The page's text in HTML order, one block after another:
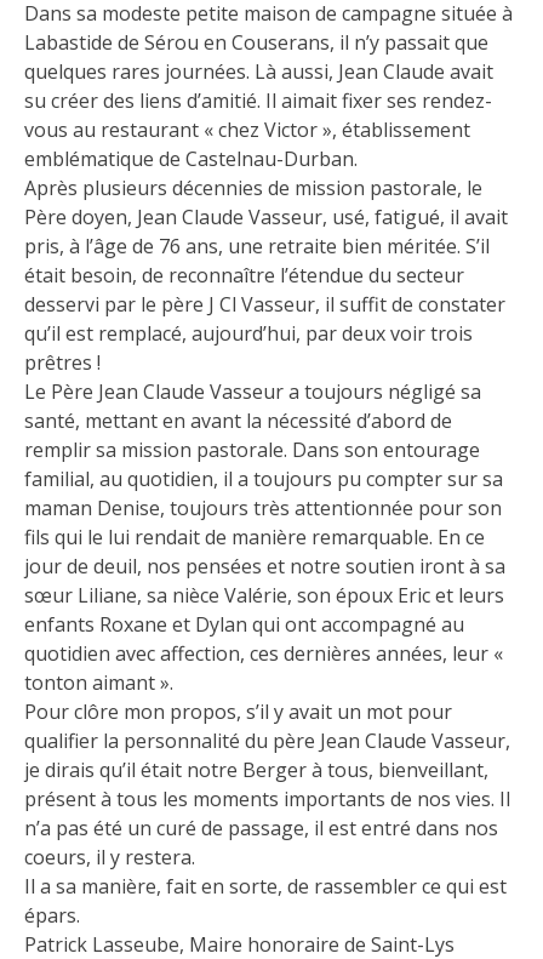
Dans sa modeste petite maison de campagne située à
Labastide de Sérou en Couserans, il n’y passait que
quelques rares journées. Là aussi, Jean Claude avait
su créer des liens d’amitié. Il aimait fixer ses rendez-
vous au restaurant « chez Victor », établissement
emblématique de Castelnau-Durban.
Après plusieurs décennies de mission pastorale, le
Père doyen, Jean Claude Vasseur, usé, fatigué, il avait
pris, à l’âge de 76 ans, une retraite bien méritée. S’il
était besoin, de reconnaître l’étendue du secteur
desservi par le père J Cl Vasseur, il suffit de constater
qu’il est remplacé, aujourd’hui, par deux voir trois
prêtres !
Le Père Jean Claude Vasseur a toujours négligé sa
santé, mettant en avant la nécessité d’abord de
remplir sa mission pastorale. Dans son entourage
familial, au quotidien, il a toujours pu compter sur sa
maman Denise, toujours très attentionnée pour son
fils qui le lui rendait de manière remarquable. En ce
jour de deuil, nos pensées et notre soutien iront à sa
sœur Liliane, sa nièce Valérie, son époux Eric et leurs
enfants Roxane et Dylan qui ont accompagné au
quotidien avec affection, ces dernières années, leur «
tonton aimant ».
Pour clôre mon propos, s’il y avait un mot pour
qualifier la personnalité du père Jean Claude Vasseur,
je dirais qu’il était notre Berger à tous, bienveillant,
présent à tous les moments importants de nos vies. Il
n’a pas été un curé de passage, il est entré dans nos
coeurs, il y restera.
Il a sa manière, fait en sorte, de rassembler ce qui est
épars.
Patrick Lasseube, Maire honoraire de Saint-Lys